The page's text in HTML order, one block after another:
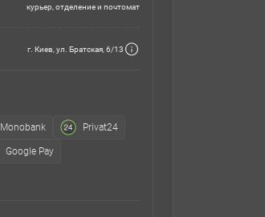
курьер, отделение и почтомат
г. Киев, ул. Братская, 6/13
Monobank Privat24
Google Pay